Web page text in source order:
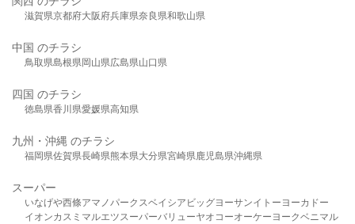
滋賀県京都府大阪府兵庫県奈良県和歌山県
中国 のチラシ
鳥取県島根県岡山県広島県山口県
四国 のチラシ
徳島県香川県愛媛県高知県
九州・沖縄 のチラシ
福岡県佐賀県長崎県熊本県大分県宮崎県鹿児島県沖縄県
スーパー
いなげや西條アマノパークスベイシア ビッグヨーサンイトーヨーカドー
イオンカスミ マルエツスーパーバリューヤオコーオーケー ヨークベニマル